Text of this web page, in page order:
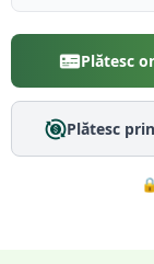
Plătesc
Plătesc